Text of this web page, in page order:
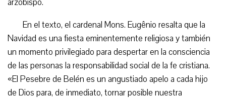
En el texto, el cardenal Mons. Eugênio resalta que la
Navidad es una fiesta eminentemente religiosa y también
un momento privilegiado para despertar en la consciencia
de las personas la responsabilidad social de la fe cristiana.
«El Pesebre de Belén es un angustiado apelo a cada hijo
de Dios para, de inmediato, tornar posible nuestra